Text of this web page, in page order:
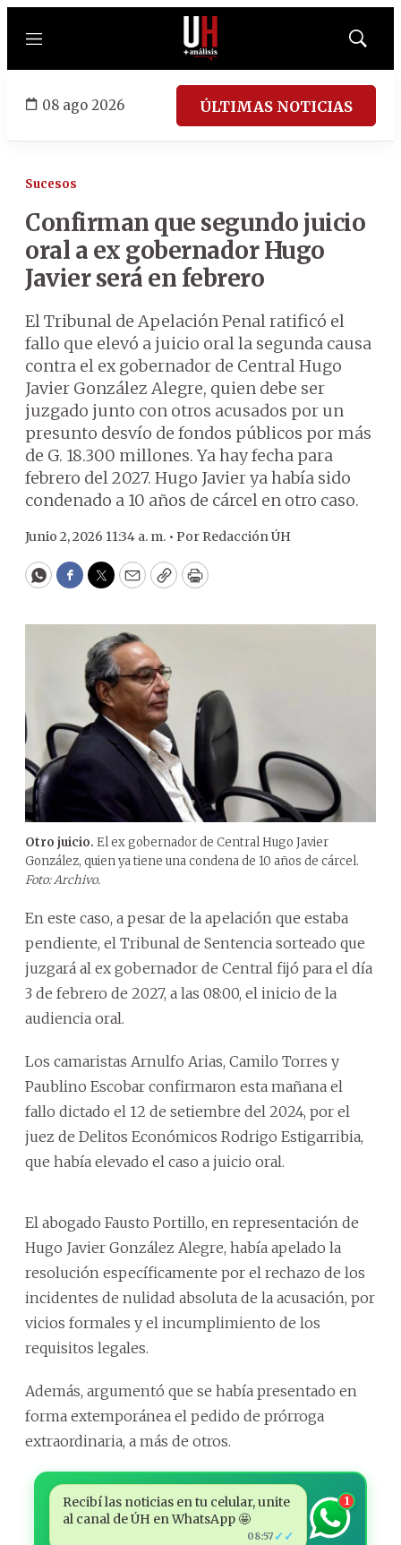
Menú
Mostrar
08 ago 2026 ÚLTIMAS NOTICIAS
Sucesos
Confirman que segundo juicio
oral a ex gobernador Hugo
Javier será en febrero
El Tribunal de Apelación Penal ratificó el
fallo que elevó a juicio oral la segunda causa
contra el ex gobernador de Central Hugo
Javier González Alegre, quien debe ser
juzgado junto con otros acusados por un
presunto desvío de fondos públicos por más
de G. 18.300 millones. Ya hay fecha para
febrero del 2027. Hugo Javier ya había sido
condenado a 10 años de cárcel en otro caso.
Junio 2, 2026 11:34 a. m. • Por Redacción ÚH
WhatsApp
Facebook
Twitter
EmailCopyPrint
Otro juicio. El ex gobernador de Central Hugo Javier
González, quien ya tiene una condena de 10 años de cárcel.
Foto: Archivo.
En este caso, a pesar de la apelación que estaba
pendiente, el Tribunal de Sentencia sorteado que
juzgará al ex gobernador de Central fijó para el día
3 de febrero de 2027, a las 08:00, el inicio de la
audiencia oral.
Los camaristas Arnulfo Arias, Camilo Torres y
Paublino Escobar confirmaron esta mañana el
fallo dictado el 12 de setiembre del 2024, por el
juez de Delitos Económicos Rodrigo Estigarribia,
que había elevado el caso a juicio oral.
El abogado Fausto Portillo, en representación de
Hugo Javier González Alegre, había apelado la
resolución específicamente por el rechazo de los
incidentes de nulidad absoluta de la acusación, por
vicios formales y el incumplimiento de los
requisitos legales.
Además, argumentó que se había presentado en
forma extemporánea el pedido de prórroga
extraordinaria, a más de otros.
Recibí las noticias en tu celular, unite
al canal de ÚH en WhatsApp 🤩
08:57 ✓✓
1